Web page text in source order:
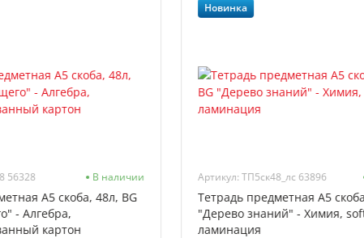
56328 В наличии
А5 скоба, 48л, BG
- Алгебра,
картон
Новинка
Артикул: ТП5ск48_лс 63896
Тетрадь предметная А5
"Дерево знаний" - Химия,
ламинация